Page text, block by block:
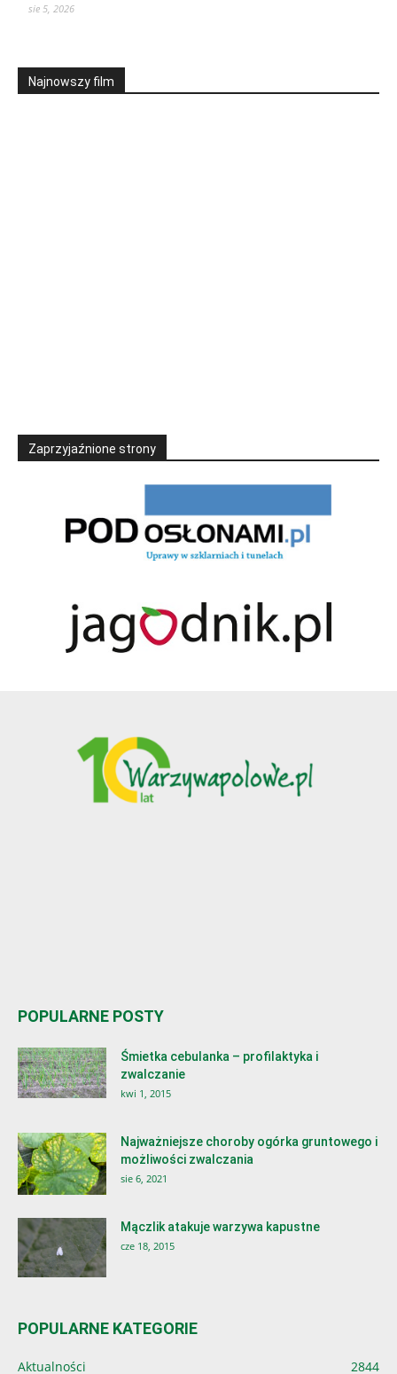
sie 5, 2026
Najnowszy film
Zaprzyjaźnione strony
POPULARNE POSTY
Śmietka cebulanka – profilaktyka i
zwalczanie
kwi 1, 2015
Najważniejsze choroby ogórka gruntowego i
możliwości zwalczania
sie 6, 2021
Mączlik atakuje warzywa kapustne
cze 18, 2015
POPULARNE KATEGORIE
Aktualności 2844